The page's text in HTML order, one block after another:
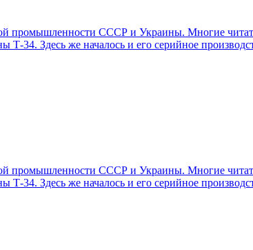
промышленности СССР и Украины. Многие
34. Здесь же началось и его серийное
промышленности СССР и Украины. Многие
34. Здесь же началось и его серийное